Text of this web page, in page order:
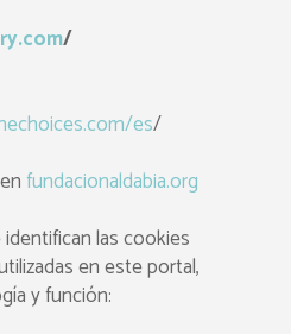
/
es/
fundacionaldabia.org
las cookies
en este portal,
y función: